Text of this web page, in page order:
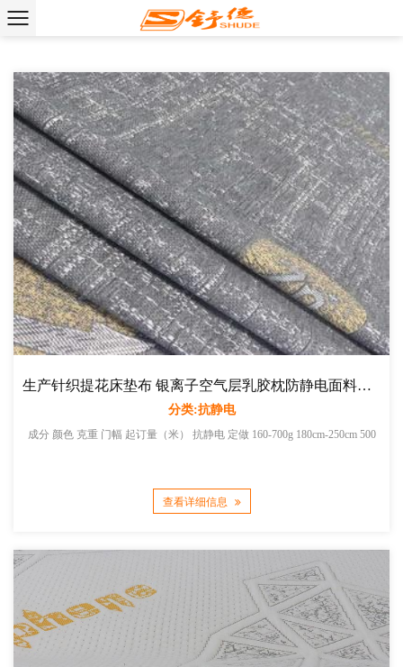
生产针织提花床垫布 银离子空气层乳胶枕防静电面料厂家直销
分类:抗静电
成分 颜色 克重 门幅 起订量（米） 抗静电 定做 160-700g 180cm-250cm 500
查看详细信息